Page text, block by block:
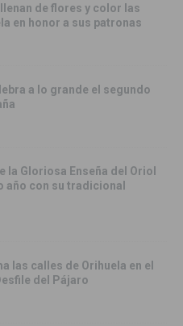
de flores y color las
en honor a sus patronas
a lo grande el segundo
la Gloriosa Enseña del Oriol
año con su tradicional
las calles de Orihuela en el
del Pájaro